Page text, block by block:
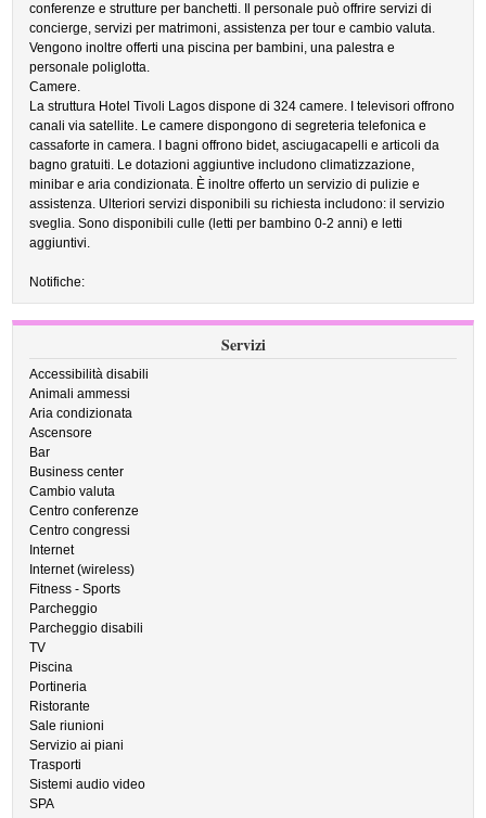
conferenze e strutture per banchetti. Il personale può offrire servizi di
concierge, servizi per matrimoni, assistenza per tour e cambio valuta.
Vengono inoltre offerti una piscina per bambini, una palestra e
personale poliglotta.
Camere.
La struttura Hotel Tivoli Lagos dispone di 324 camere. I televisori offrono
canali via satellite. Le camere dispongono di segreteria telefonica e
cassaforte in camera. I bagni offrono bidet, asciugacapelli e articoli da
bagno gratuiti. Le dotazioni aggiuntive includono climatizzazione,
minibar e aria condizionata. È inoltre offerto un servizio di pulizie e
assistenza. Ulteriori servizi disponibili su richiesta includono: il servizio
sveglia. Sono disponibili culle (letti per bambino 0-2 anni) e letti
aggiuntivi.
Notifiche:
Servizi
Accessibilità disabili
Animali ammessi
Aria condizionata
Ascensore
Bar
Business center
Cambio valuta
Centro conferenze
Centro congressi
Internet
Internet (wireless)
Fitness - Sports
Parcheggio
Parcheggio disabili
TV
Piscina
Portineria
Ristorante
Sale riunioni
Servizio ai piani
Trasporti
Sistemi audio video
SPA